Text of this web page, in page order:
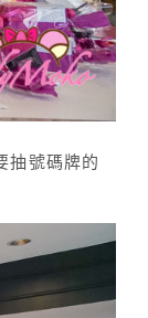
抽號碼牌的